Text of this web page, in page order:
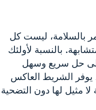
بالسلامة، ليست كل
بالنسبة لأولئك
حل سريع وسهل
يوفر الشريط العاكس
مثيل لها دون التضحية